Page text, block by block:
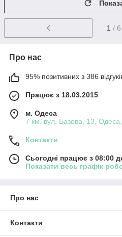
1 / 6
Про нас
95% позитивних з 386
Працює з 18.03.2015
м. Одеса
7 км. вул. Базова, 13, Одеса,
Контакти
Сьогодні працює з 08:00
Показати весь графік
Про нас
Контакти